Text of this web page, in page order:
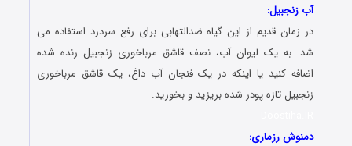
آب زنجبیل:
در زمان قدیم از این گیاه ضدالتهابی برای رفع سردرد استفاده می
شد. به یک لیوان آب، نصف قاشق مرباخوری زنجبیل رنده شده
اضافه کنید یا اینکه در یک فنجان آب داغ، یک قاشق مرباخوری
زنجبیل تازه پودر شده بریزید و بخورید.
دمنوش رزماری: